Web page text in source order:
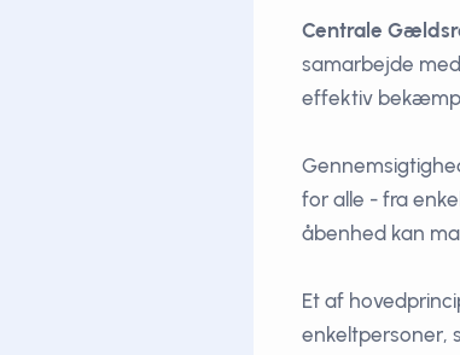
Centrale
samarbejde
effektiv
for alle - fra
åbenhed kan
Et af
enkeltpersoner,